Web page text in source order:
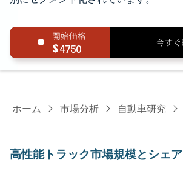
4750
ホーム 市場分析 自動車研究
高性能トラック市場規模とシェア